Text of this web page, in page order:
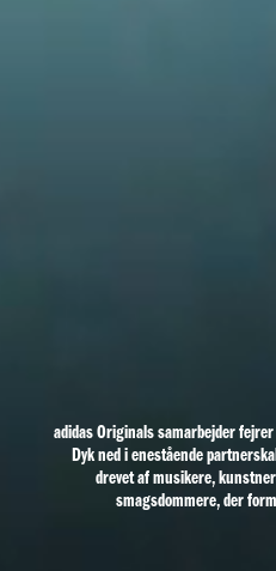
adidas Originals samarbejder
Dyk ned i enestående
drevet af musikere,
smagsdommere, der